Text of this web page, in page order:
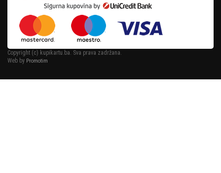
Copyright (c) kupikartu.ba. Sva prava zadržana.
Web by Promotim